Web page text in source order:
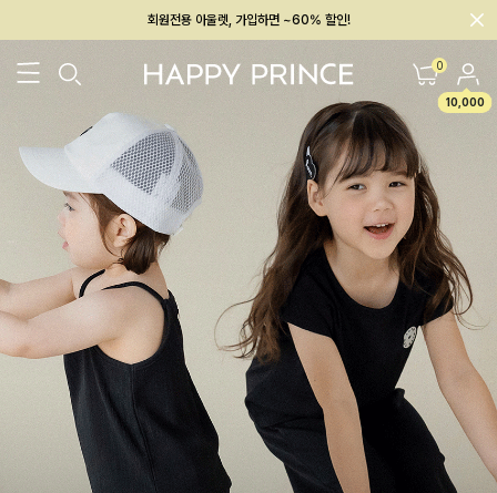
회원전용 아울렛, 가입하면 ~60% 할인!
멤버십 최대 28,000원 혜택 0
10,000
26SS 신상 BEST BABY[6~12M] 아우터/상의 하의/레깅스